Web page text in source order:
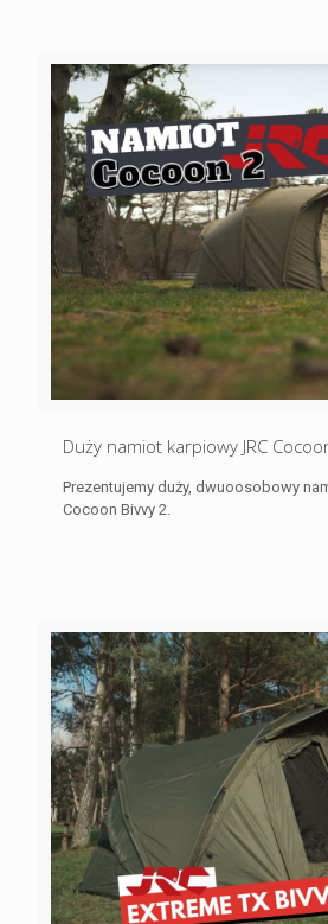
Duży namiot karpiowy JRC
Prezentujemy duży, dwuoosobowy
Cocoon Bivvy 2.